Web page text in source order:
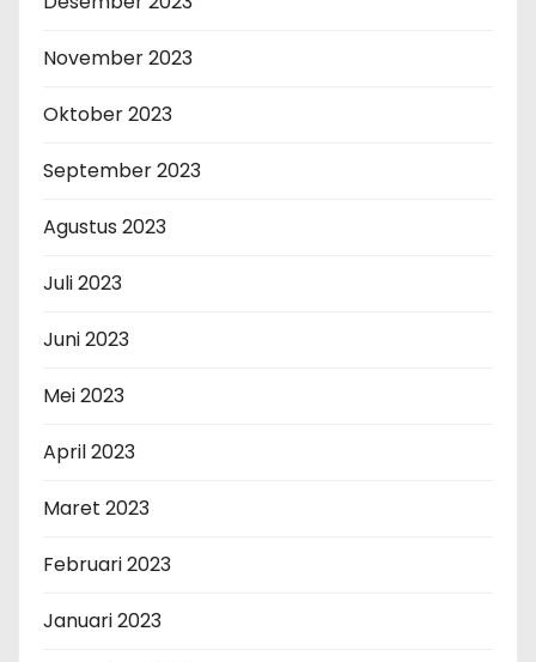
November 2023
Oktober 2023
September 2023
Agustus 2023
Juli 2023
Juni 2023
Mei 2023
April 2023
Maret 2023
Februari 2023
Januari 2023